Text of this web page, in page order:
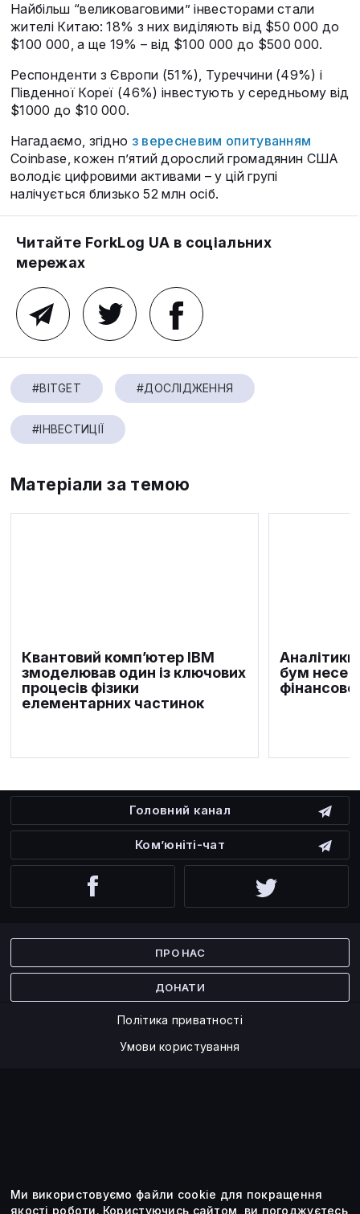
Найбільш “великоваговими” інвесторами стали
жителі Китаю: 18% з них виділяють від $50 000 до
$100 000, а ще 19% – від $100 000 до $500 000.
Респонденти з Європи (51%), Туреччини (49%) і
Південної Кореї (46%) інвестують у середньому від
$1000 до $10 000.
Нагадаємо, згідно з вересневим опитуванням
Coinbase, кожен п’ятий дорослий громадянин США
володіє цифровими активами – у цій групі
налічується близько 52 млн осіб.
Читайте ForkLog UA в соціальних
мережах
#BITGET #ДОСЛІДЖЕННЯ
#ІНВЕСТИЦІЇ
Матеріали за темою
Квантовий комп’ютер IBM
змоделював один із ключових
процесів фізики
елементарних частинок
бум несе
Головний канал
Ком’юніті-чат
ПРО НАС
ДОНАТИ
Політика приватності
Умови користування
©2014 — 2026
Ми використовуємо файли cookie для покращення
якості роботи. Користуючись сайтом, ви погоджуєтесь